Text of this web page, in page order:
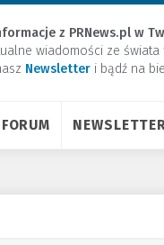
z PRNews.pl w
wiadomości ze świata
Newsletter ​i bądź na
FORUM